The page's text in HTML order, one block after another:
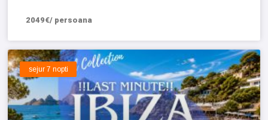
2049€/ persoana
sejur 7 nopti